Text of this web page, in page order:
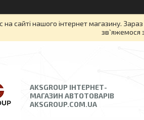
на сайті нашого інтернет магазину.
зв`яжемося
AKSGROUP ІНТЕРНЕТ-
МАГАЗИН АВТОТОВАРІВ
AKSGROUP.COM.UA